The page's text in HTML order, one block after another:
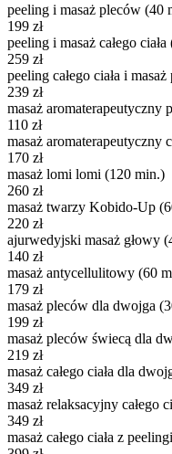
peeling i masaż pleców (40
199 zł
peeling i masaż całego
259 zł
peeling całego ciała i
239 zł
masaż aromaterapeutyczny
110 zł
masaż aromaterapeutyczny
170 zł
masaż lomi lomi (120 min.)
260 zł
masaż twarzy Kobido-Up
220 zł
ajurwedyjski masaż głowy
140 zł
masaż antycellulitowy (60
179 zł
masaż pleców dla dwojga
199 zł
masaż pleców świecą dla
219 zł
masaż całego ciała dla
349 zł
masaż relaksacyjny całego
349 zł
masaż całego ciała z